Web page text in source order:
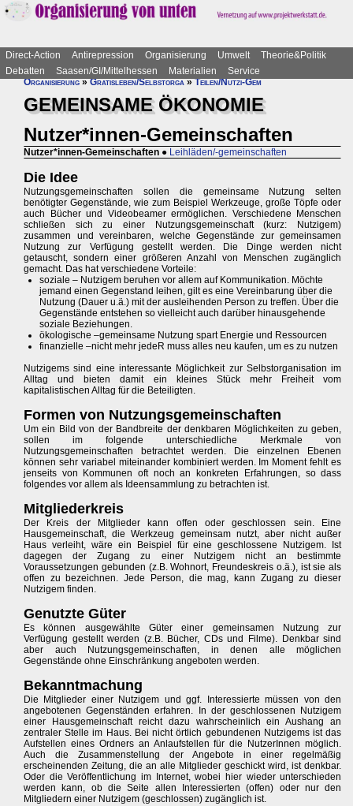
Direct-Action Antirepression Organisierung Umwelt
Theorie&Politik
Debatten
Saasen/GI/Mittelhessen Materialien
Service
Organisierung»Gratisleben/Selbstorga»Teilen/Nutzi-Gem
GEMEINSAME ÖKONOMIE
Nutzer*innen-Gemeinschaften
Nutzer*innen-Gemeinschaften ● Leihläden/-gemeinschaften
Die Idee
Nutzungsgemeinschaften sollen die gemeinsame Nutzung selten
benötigter Gegenstände, wie zum Beispiel Werkzeuge, große Töpfe oder
auch Bücher und Videobeamer ermöglichen. Verschiedene Menschen
schließen sich zu einer Nutzungsgemeinschaft (kurz: Nutzigem)
zusammen und vereinbaren, welche Gegenstände zur gemeinsamen
Nutzung zur Verfügung gestellt werden. Die Dinge werden nicht
getauscht, sondern einer größeren Anzahl von Menschen zugänglich
gemacht. Das hat verschiedene Vorteile:
soziale – Nutzigem beruhen vor allem auf Kommunikation. Möchte
jemand einen Gegenstand leihen, gilt es eine Vereinbarung über die
Nutzung (Dauer u.ä.) mit der ausleihenden Person zu treffen. Über die
Gegenstände entstehen so vielleicht auch darüber hinausgehende
soziale Beziehungen.
ökologische –gemeinsame Nutzung spart Energie und Ressourcen
finanzielle –nicht mehr jedeR muss alles neu kaufen, um es zu nutzen
Nutzigems sind eine interessante Möglichkeit zur Selbstorganisation im
Alltag und bieten damit ein kleines Stück mehr Freiheit vom
kapitalistischen Alltag für die Beteiligten.
Formen von Nutzungsgemeinschaften
Um ein Bild von der Bandbreite der denkbaren Möglichkeiten zu geben,
sollen im folgende unterschiedliche Merkmale von
Nutzungsgemeinschaften betrachtet werden. Die einzelnen Ebenen
können sehr variabel miteinander kombiniert werden. Im Moment fehlt es
jenseits von Kommunen oft noch an konkreten Erfahrungen, so dass
folgendes vor allem als Ideensammlung zu betrachten ist.
Mitgliederkreis
Der Kreis der Mitglieder kann offen oder geschlossen sein. Eine
Hausgemeinschaft, die Werkzeug gemeinsam nutzt, aber nicht außer
Haus verleiht, wäre ein Beispiel für eine geschlossene Nutzigem. Ist
dagegen der Zugang zu einer Nutzigem nicht an bestimmte
Voraussetzungen gebunden (z.B. Wohnort, Freundeskreis o.ä.), ist sie als
offen zu bezeichnen. Jede Person, die mag, kann Zugang zu dieser
Nutzigem finden.
Genutzte Güter
Es können ausgewählte Güter einer gemeinsamen Nutzung zur
Verfügung gestellt werden (z.B. Bücher, CDs und Filme). Denkbar sind
aber auch Nutzungsgemeinschaften, in denen alle möglichen
Gegenstände ohne Einschränkung angeboten werden.
Bekanntmachung
Die Mitglieder einer Nutzigem und ggf. Interessierte müssen von den
angebotenen Gegenständen erfahren. In der geschlossenen Nutzigem
einer Hausgemeinschaft reicht dazu wahrscheinlich ein Aushang an
zentraler Stelle im Haus. Bei nicht örtlich gebundenen Nutzigems ist das
Aufstellen eines Ordners an Anlaufstellen für die NutzerInnen möglich.
Auch die Zusammenstellung der Angebote in einer regelmäßig
erscheinenden Zeitung, die an alle Mitglieder geschickt wird, ist denkbar.
Oder die Veröffentlichung im Internet, wobei hier wieder unterschieden
werden kann, ob die Seite allen Interessierten (offen) oder nur den
Mitgliedern einer Nutzigem (geschlossen) zugänglich ist.